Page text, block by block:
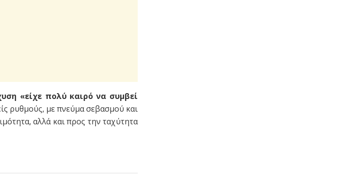
«είχε πολύ καιρό να συμβεί
ρυθμούς, με πνεύμα σεβασμού και
αλλά και προς την ταχύτητα